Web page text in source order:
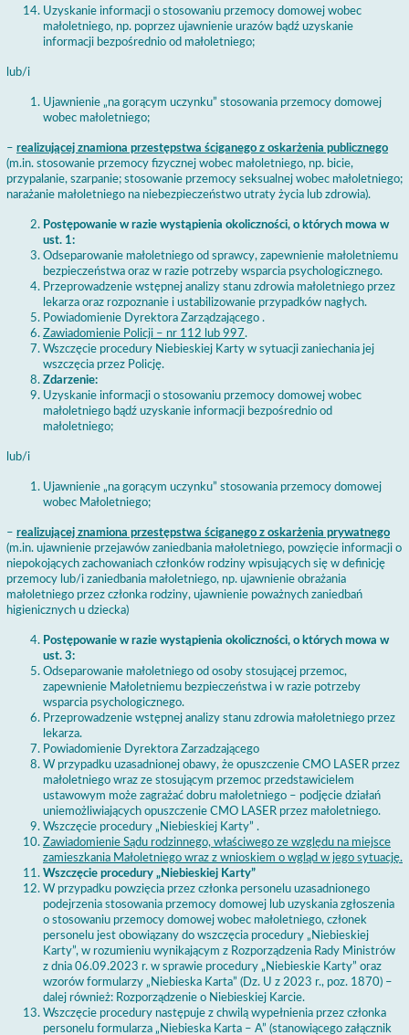
Uzyskanie informacji o stosowaniu przemocy domowej wobec
małoletniego, np. poprzez ujawnienie urazów bądź uzyskanie
informacji bezpośrednio od małoletniego;
lub/i
Ujawnienie „na gorącym uczynku” stosowania przemocy domowej
wobec małoletniego;
– realizującej znamiona przestępstwa ściganego z oskarżenia publicznego
(m.in. stosowanie przemocy fizycznej wobec małoletniego, np. bicie,
przypalanie, szarpanie; stosowanie przemocy seksualnej wobec małoletniego;
narażanie małoletniego na niebezpieczeństwo utraty życia lub zdrowia).
Postępowanie w razie wystąpienia okoliczności, o których mowa w
ust. 1:
Odseparowanie małoletniego od sprawcy, zapewnienie małoletniemu
bezpieczeństwa oraz w razie potrzeby wsparcia psychologicznego.
Przeprowadzenie wstępnej analizy stanu zdrowia małoletniego przez
lekarza oraz rozpoznanie i ustabilizowanie przypadków nagłych.
Powiadomienie Dyrektora Zarządzającego .
Zawiadomienie Policji – nr 112 lub 997.
Wszczęcie procedury Niebieskiej Karty w sytuacji zaniechania jej
wszczęcia przez Policję.
Zdarzenie:
Uzyskanie informacji o stosowaniu przemocy domowej wobec
małoletniego bądź uzyskanie informacji bezpośrednio od
małoletniego;
lub/i
Ujawnienie „na gorącym uczynku” stosowania przemocy domowej
wobec Małoletniego;
– realizującej znamiona przestępstwa ściganego z oskarżenia prywatnego
(m.in. ujawnienie przejawów zaniedbania małoletniego, powzięcie informacji o
niepokojących zachowaniach członków rodziny wpisujących się w definicję
przemocy lub/i zaniedbania małoletniego, np. ujawnienie obrażania
małoletniego przez członka rodziny, ujawnienie poważnych zaniedbań
higienicznych u dziecka)
Postępowanie w razie wystąpienia okoliczności, o których mowa w
ust. 3:
Odseparowanie małoletniego od osoby stosującej przemoc,
zapewnienie Małoletniemu bezpieczeństwa i w razie potrzeby
wsparcia psychologicznego.
Przeprowadzenie wstępnej analizy stanu zdrowia małoletniego przez
lekarza.
Powiadomienie Dyrektora Zarzadzającego
W przypadku uzasadnionej obawy, że opuszczenie CMO LASER przez
małoletniego wraz ze stosującym przemoc przedstawicielem
ustawowym może zagrażać dobru małoletniego – podjęcie działań
uniemożliwiających opuszczenie CMO LASER przez małoletniego.
Wszczęcie procedury „Niebieskiej Karty” .
Zawiadomienie Sądu rodzinnego, właściwego ze względu na miejsce
zamieszkania Małoletniego wraz z wnioskiem o wgląd w jego sytuację.
Wszczęcie procedury „Niebieskiej Karty”
W przypadku powzięcia przez członka personelu uzasadnionego
podejrzenia stosowania przemocy domowej lub uzyskania zgłoszenia
o stosowaniu przemocy domowej wobec małoletniego, członek
personelu jest obowiązany do wszczęcia procedury „Niebieskiej
Karty”, w rozumieniu wynikającym z Rozporządzenia Rady Ministrów
z dnia 06.09.2023 r. w sprawie procedury „Niebieskie Karty” oraz
wzorów formularzy „Niebieska Karta” (Dz. U z 2023 r., poz. 1870) –
dalej również: Rozporządzenie o Niebieskiej Karcie.
Wszczęcie procedury następuje z chwilą wypełnienia przez członka
personelu formularza „Niebieska Karta – A” (stanowiącego załącznik